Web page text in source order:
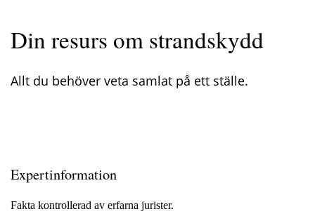
Din resurs om strandskydd
Allt du behöver veta samlat på ett ställe.
Expertinformation
Fakta kontrollerad av erfarna jurister.